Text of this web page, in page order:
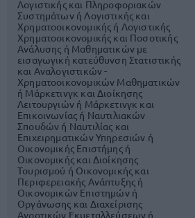
Λογιστικής και Πληροφοριακών
Συστημάτων ή Λογιστικής και
Χρηματοοικονομικής ή Λογιστικής
Χρηματοοικονομικής και Ποσοτικής
Ανάλυσης ή Μαθηματικών με
εισαγωγική κατεύθυνση Στατιστικής
και Αναλογιστικών -
Χρηματοοικονομικών Μαθηματικών
ή Μάρκετινγκ και Διοίκησης
Λειτουργιών ή Μάρκετινγκ και
Επικοινωνίας ή Ναυτιλιακών
Σπουδών ή Ναυτιλίας και
Επιχειρηματικών Υπηρεσιών ή
Οικονομικής Επιστήμης ή
Οικονομικής και Διοίκησης
Τουρισμού ή Οικονομικής και
Περιφερειακής Ανάπτυξης ή
Οικονομικών Επιστημών ή
Οργάνωσης και Διαχείρισης
Αγροτικών Εκμεταλλεύσεων ή